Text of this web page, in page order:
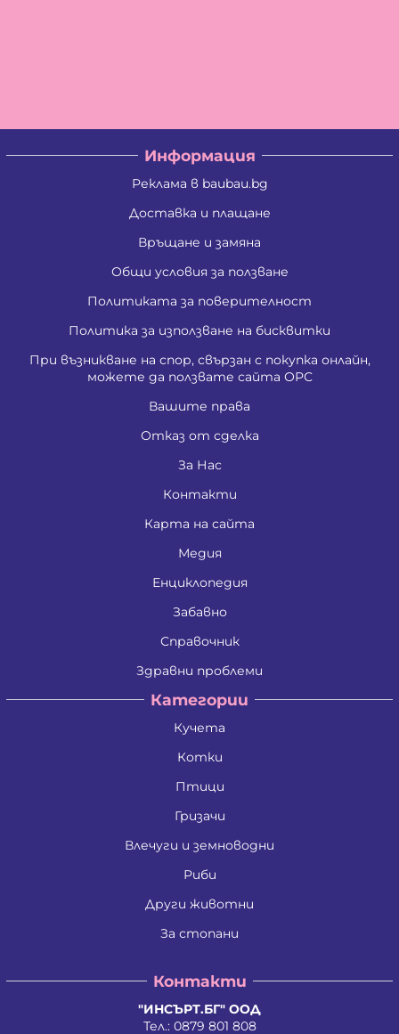
Информация
Реклама в baubau.bg
Доставка и плащане
Връщане и замяна
Общи условия за ползване
Политиката за поверителност
Политика за използване на бисквитки
При възникване на спор, свързан с покупка онлайн,
можете да ползвате сайта ОРС
Вашите права
Отказ от сделка
За Нас
Контакти
Карта на сайта
Медия
Енциклопедия
Забавно
Справочник
Здравни проблеми
Категории
Кучета
Котки
Птици
Гризачи
Влечуги и земноводни
Риби
Други животни
За стопани
Контакти
"ИНСЪРТ.БГ" ООД
Тел.: 0879 801 808